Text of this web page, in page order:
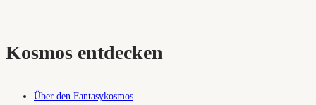
Kosmos entdecken
Über den Fantasykosmos